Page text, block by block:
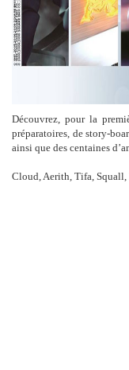
Découvrez, pour la
préparatoires, de story-
ainsi que des centaines
Cloud, Aerith, Tifa,